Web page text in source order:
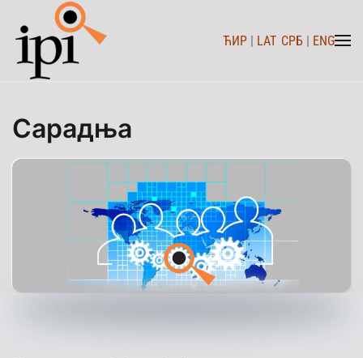
Skip to main content ЋИР | LAT СРБ | ENG
Сарадња